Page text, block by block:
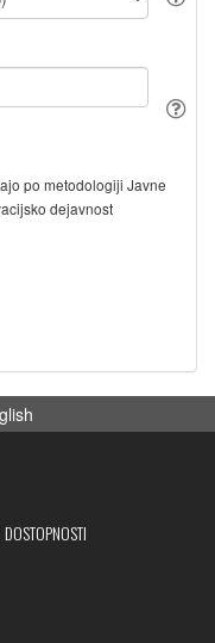
po metodologiji Javne
dejavnost